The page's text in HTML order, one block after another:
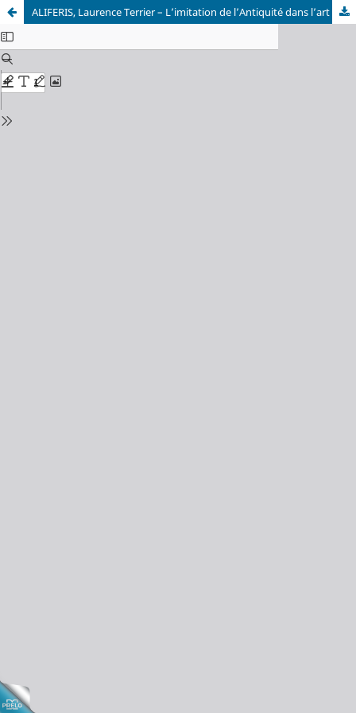
ALIFERIS, Laurence Terrier – L’imitation de l’Antiquité dans l’art médiéval (1180-1230). Répertoire iconographique de la littérature du Moyen Âge. Les études du Rilma 7, Turnhout: Brepols, 2016 (343 pp.)